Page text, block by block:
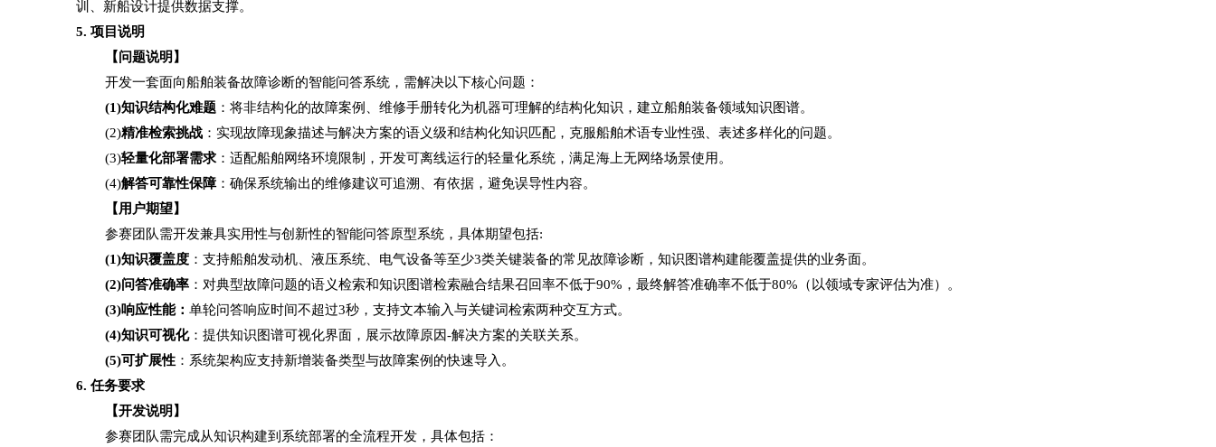
训、新船设计提供数据支撑。
5. 项目说明
【问题说明】
开发一套面向船舶装备故障诊断的智能问答系统，需解决以下核心问题：
(1)知识结构化难题 ：将非结构化的故障案例、维修手册转化为机器可理解的结构化知识，建立船舶装备领域知识图谱。
(2)精准检索挑战 ：实现故障现象描述与解决方案的语义级和结构化知识匹配，克服船舶术语专业性强、表述多样化的问题。
(3)轻量化部署需求 ：适配船舶网络环境限制，开发可离线运行的轻量化系统，满足海上无网络场景使用。
(4)解答可靠性保障：确保系统输出的维修建议可追溯、有依据，避免误导性内容。
【用户期望】
参赛团队需开发兼具实用性与创新性的智能问答原型系统，具体期望包括:
(1)知识覆盖度 ：支持船舶发动机、液压系统、电气设备等至少3类关键装备的常见故障诊断，知识图谱构建能覆盖提供的业务面。
(2)问答准确率 ：对典型故障问题的语义检索和知识图谱检索融合结果召回率不低于90%，最终解答准确率不低于80%（以领域专家评估为准）。
(3)响应性能：单轮问答响应时间不超过3秒，支持文本输入与关键词检索两种交互方式。
(4)知识可视化：提供知识图谱可视化界面，展示故障原因-解决方案的关联关系。
(5)可扩展性 ：系统架构应支持新增装备类型与故障案例的快速导入。
6. 任务要求
【开发说明】
参赛团队需完成从知识构建到系统部署的全流程开发，具体包括：